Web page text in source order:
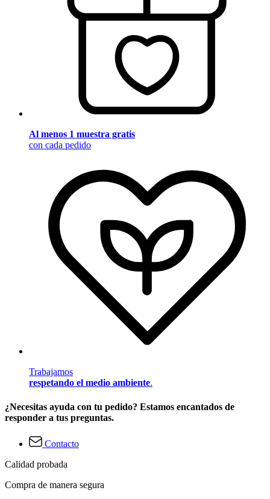
Al menos 1 muestra gratis
con cada pedido
Trabajamos
respetando el medio ambiente.
¿Necesitas ayuda con tu pedido? Estamos encantados de
responder a tus preguntas.
Contacto
Calidad probada
Compra de manera segura